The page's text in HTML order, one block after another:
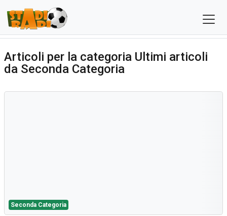
Articoli per la categoria Ultimi articoli
da Seconda Categoria
Seconda Categoria